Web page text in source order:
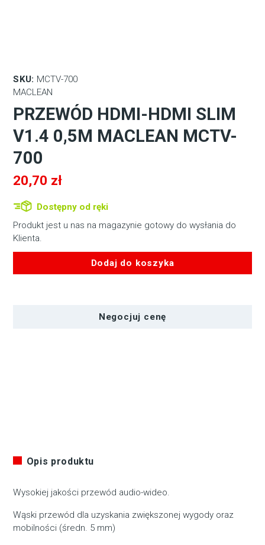
SKU: MCTV-700
MACLEAN
PRZEWÓD HDMI-HDMI SLIM
V1.4 0,5M MACLEAN MCTV-
700
20,70 zł
Dostępny od ręki
Produkt jest u nas na magazynie gotowy do wysłania do
Klienta.
Dodaj do koszyka
Negocjuj cenę
Opis produktu
Wysokiej jakości przewód audio-wideo.
Wąski przewód dla uzyskania zwiększonej wygody oraz
mobilności (średn. 5 mm)